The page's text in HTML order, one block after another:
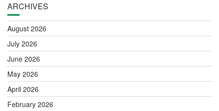
ARCHIVES
August 2026
July 2026
June 2026
May 2026
April 2026
February 2026